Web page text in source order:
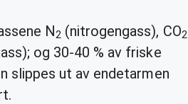
N2 (nitrogengass), CO2
og 30-40 % av friske
slippes ut av endetarmen